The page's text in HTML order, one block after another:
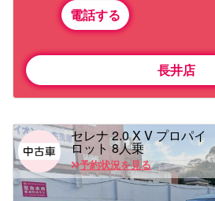
電話する
長井店
セレナ 2.0 X V プロパイ
ロット 8人乗
予約状況を見る